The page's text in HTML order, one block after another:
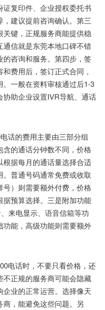
复印件、企业授权委托书
建议提前咨询确认。第三
键，正规服务商能提供稳
信就是东莞本地口碑不错
咨询和服务。第四步，签
费用后，签订正式合同，
一般在资料审核通过后1-3
助企业设置IVR导航、通话
的费用主要由三部分组
的通话分钟数不同，价格
根据每月的通话量选择合适
普通号码通常免费或收取
）则需要额外付费，价格
据预算选择。三是附加功能
来电显示、语音信箱等功
能，高级功能则需要额外
话时，不要只看价格，还
正规的服务商可能会隐藏
业的正常运营。选择像天
，能避免这些问题。另